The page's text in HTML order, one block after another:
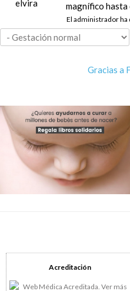
magnífico hasta
El administrador ha
Gracias a
Acreditación